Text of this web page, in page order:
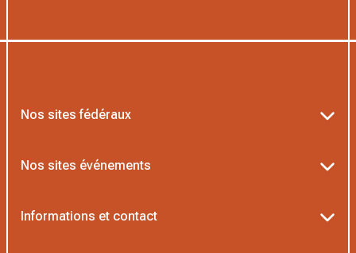
Nos sites fédéraux
Nos sites événements
Informations et contact